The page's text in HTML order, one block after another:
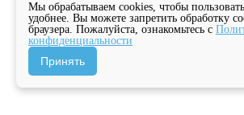
Мы обрабатываем cookies, чтобы
удобнее. Вы можете запретить обработку
браузера. Пожалуйста, ознакомьтесь с
конфиденциальности
Принять